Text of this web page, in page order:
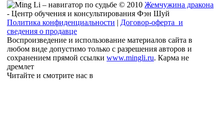
© 2010 Жемчужина дракона
- Центр обучения и консультирования Фэн Шуй
Политика конфиденциальности | Договор-оферта и
сведения о продавце
Воспроизведение и использование материалов сайта в
любом виде допустимо только с разрешения авторов и
сохранением прямой ссылки www.mingli.ru. Карма не
дремлет
Читайте и смотрите нас в